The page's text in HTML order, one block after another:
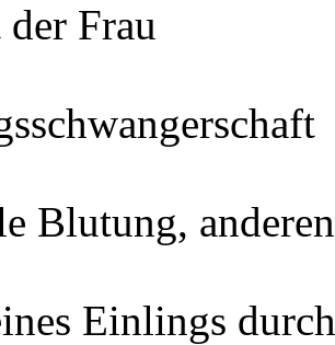
Frau
Blutung,
Einlings